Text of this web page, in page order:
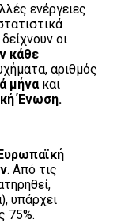
ενέργειες
οι
κάθε
αριθμός
μήνακαι
Ένωση.
. Από τις
υπάρχει
75%.